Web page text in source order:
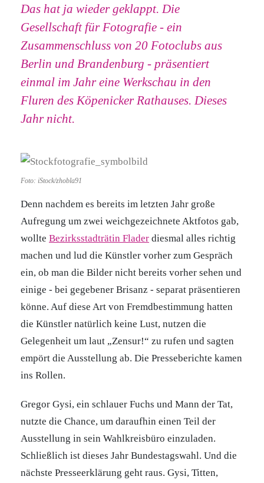
Das hat ja wieder geklappt. Die
Gesellschaft für Fotografie - ein
Zusammenschluss von 20 Fotoclubs aus
Berlin und Brandenburg - präsentiert
einmal im Jahr eine Werkschau in den
Fluren des Köpenicker Rathauses. Dieses
Jahr nicht.
Foto: iStock/zhobla91
Denn nachdem es bereits im letzten Jahr große
Aufregung um zwei weichgezeichnete Aktfotos gab,
wollte Bezirksstadträtin Flader diesmal alles richtig
machen und lud die Künstler vorher zum Gespräch
ein, ob man die Bilder nicht bereits vorher sehen und
einige - bei gegebener Brisanz - separat präsentieren
könne. Auf diese Art von Fremdbestimmung hatten
die Künstler natürlich keine Lust, nutzen die
Gelegenheit um laut „Zensur!“ zu rufen und sagten
empört die Ausstellung ab. Die Presseberichte kamen
ins Rollen.
Gregor Gysi, ein schlauer Fuchs und Mann der Tat,
nutzte die Chance, um daraufhin einen Teil der
Ausstellung in sein Wahlkreisbüro einzuladen.
Schließlich ist dieses Jahr Bundestagswahl. Und die
nächste Presseerklärung geht raus. Gysi, Titten,